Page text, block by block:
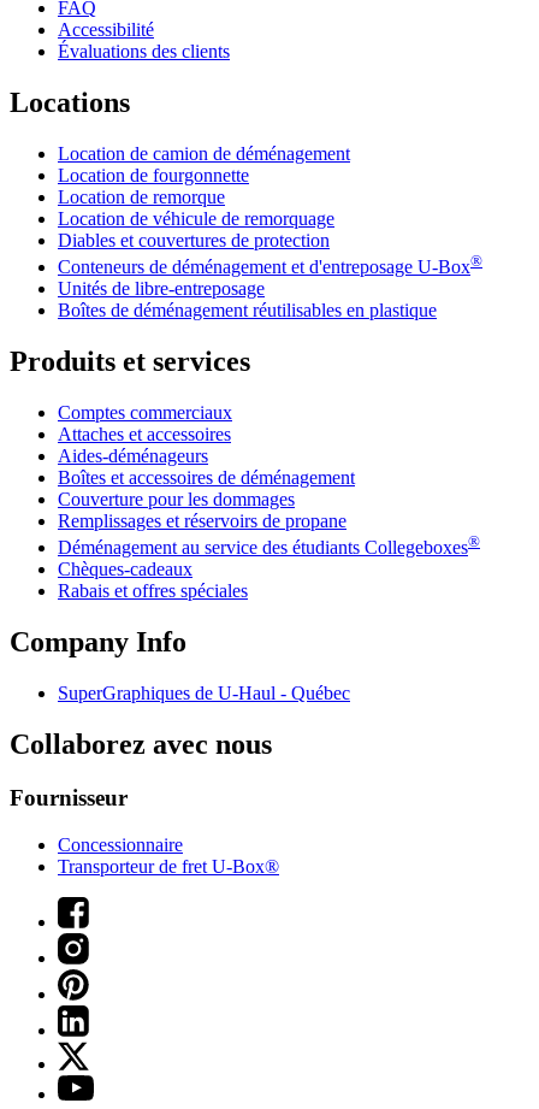
FAQ
Accessibilité
Évaluations des clients
Locations
Location de camion de déménagement
Location de fourgonnette
Location de remorque
Location de véhicule de remorquage
Diables et couvertures de protection
Conteneurs de déménagement et d'entreposage U-Box®
Unités de libre-entreposage
Boîtes de déménagement réutilisables en plastique
Produits et services
Comptes commerciaux
Attaches et accessoires
Aides-déménageurs
Boîtes et accessoires de déménagement
Couverture pour les dommages
Remplissages et réservoirs de propane
Déménagement au service des étudiants Collegeboxes®
Chèques-cadeaux
Rabais et offres spéciales
Company Info
SuperGraphiques de U-Haul - Québec
Collaborez avec nous
Fournisseur
Concessionnaire
Transporteur de fret U-Box®